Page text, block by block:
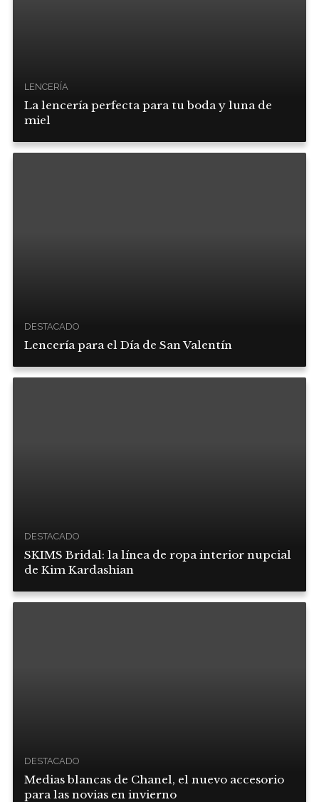
LENCERÍA
La lencería perfecta para tu boda y luna de
miel
DESTACADO
Lencería para el Día de San Valentín
DESTACADO
SKIMS Bridal: la línea de ropa interior nupcial
de Kim Kardashian
DESTACADO
Medias blancas de Chanel, el nuevo accesorio
para las novias en invierno